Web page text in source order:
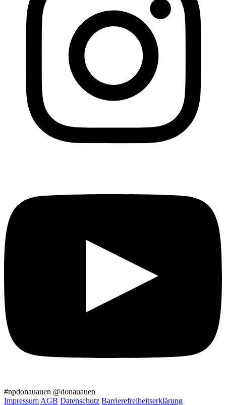
#npdonauauen @donauauen
ImpressumAGB Datenschutz Barrierefreiheitserklärung